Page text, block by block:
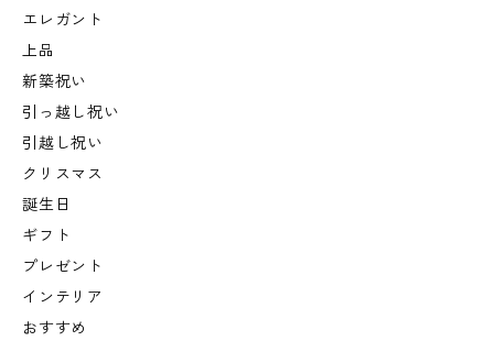
エレガント
上品
新築祝い
引っ越し祝い
引越し祝い
クリスマス
誕生日
ギフト
プレゼント
インテリア
おすすめ